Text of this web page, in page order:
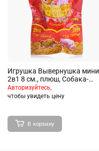
Игрушка Вывернушка мини
2в1 8 см., плюш, Собака-
Свинья, слепой пакетик
Авторизуйтесь,
чтобы увидеть цену
В корзину